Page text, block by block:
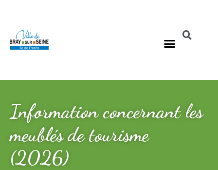
Information concernant les
meublés de tourisme
(2026)